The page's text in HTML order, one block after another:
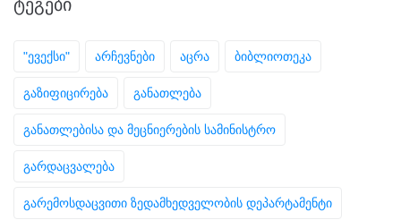
ᲢᲔᲒᲔᲑᲘ
"ევექსი" არჩევნები აცრა ბიბლიოთეკა
გაზიფიცირება განათლება
განათლებისა და მეცნიერების სამინისტრო
გარდაცვალება
გარემოსდაცვითი ზედამხედველობის დეპარტამენტი